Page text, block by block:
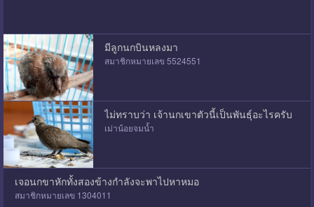
มีลูกนกบินหลงมา
สมาชิกหมายเลข 5524551
ไม่ทราบว่า เจ้านกเขาตัวนี้เป็นพันธุ์อะไรครับ
เม่าน้อยจมน้ำ
เจอนกขาหักทั้งสองข้างกำลังจะพาไปหาหมอ
สมาชิกหมายเลข 1304011